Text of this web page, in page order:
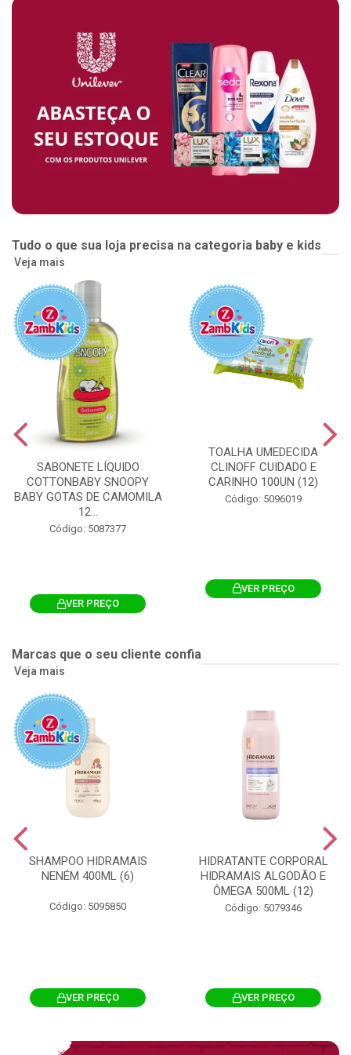
Tudo o que sua loja precisa na categoria baby e kids
Veja mais
SABONETE LÍQUIDO
COTTONBABY SNOOPY
BABY GOTAS DE CAMOMILA
12...
Código: 5087377
VER PREÇO
TOALHA UMEDECIDA
CLINOFF CUIDADO E
CARINHO 100UN (12)
Código: 5096019
VER PREÇO
Marcas que o seu cliente confia
Veja mais
SHAMPOO HIDRAMAIS
NENÉM 400ML (6)
Código: 5095850
VER PREÇO
HIDRATANTE CORPORAL
HIDRAMAIS ALGODÃO E
ÔMEGA 500ML (12)
Código: 5079346
VER PREÇO